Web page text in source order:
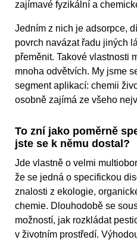
zajímavé fyzikální a
Jedním z nich je adsorpce,
povrch navázat řadu jiných
přeměnit. Takové vlastnosti
mnoha odvětvích. My jsme
segment aplikací: chemii
osobně zajímá ze všeho
To zní jako poměrně
jste se k němu dostal?
Jde vlastně o velmi
že se jedná o specifickou
znalosti z ekologie,
chemie. Dlouhodobě se
možností, jak rozkládat
v životním prostředí.